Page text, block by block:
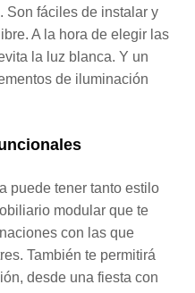
Son fáciles de instalar y
A la hora de elegir las
la luz blanca. Y un
de iluminación
puede tener tanto estilo
modular que te
con las que
También te permitirá
desde una fiesta con